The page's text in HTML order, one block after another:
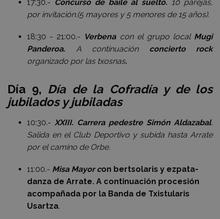
17:30.- Concurso de baile al suelto. 10 parejas,
por invitación.(5 mayores y 5 menores de 15 años).
18:30 - 21:00.- Verbenacon el grupo local Mugi
Panderoa. A continuaciónconcierto rock
organizado por las txosnas.
Día 9, Día de la Cofradía y de los
jubilados y jubiladas
10:30.- XXIII. Carrera pedestre Simón Aldazabal.
Salida en el Club Deportivo y subida hasta Arrate
por el camino de Orbe.
11:00.- Misa Mayor con bertsolaris y ezpata-
danza de Arrate. A continuación procesión
acompañada por la Banda de Txistularis
Usartza.